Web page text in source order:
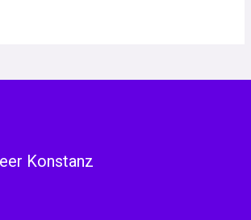
Konstanz